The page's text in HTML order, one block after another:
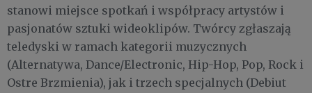
stanowi miejsce spotkań i współpracy artystów i
pasjonatów sztuki wideoklipów. Twórcy zgłaszają
teledyski w ramach kategorii muzycznych
(Alternatywa, Dance/Electronic, Hip-Hop, Pop, Rock i
Ostre Brzmienia), jak i trzech specjalnych (Debiut